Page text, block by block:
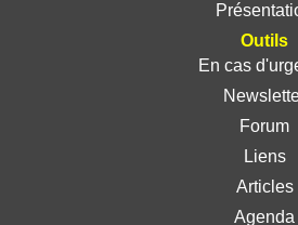
Outils
En cas
Forum
Liens
Articles
Agenda